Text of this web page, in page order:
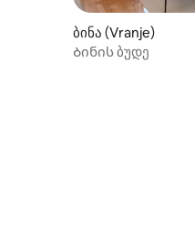
ბინა (Vranje)
Ბინის ბუდე